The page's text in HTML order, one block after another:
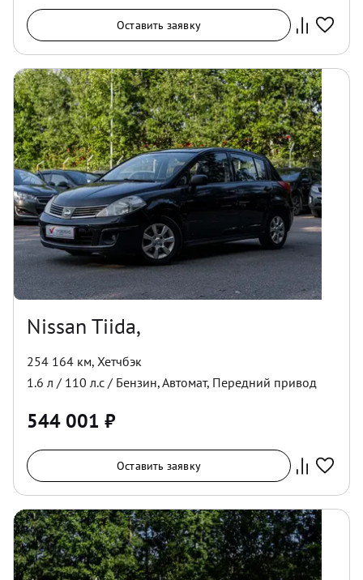
Оставить заявку
Nissan Tiida,
254 164 км, Хетчбэк
1.6 л / 110 л.с / Бензин,Автомат, Передний привод
544 001 ₽
Оставить заявку